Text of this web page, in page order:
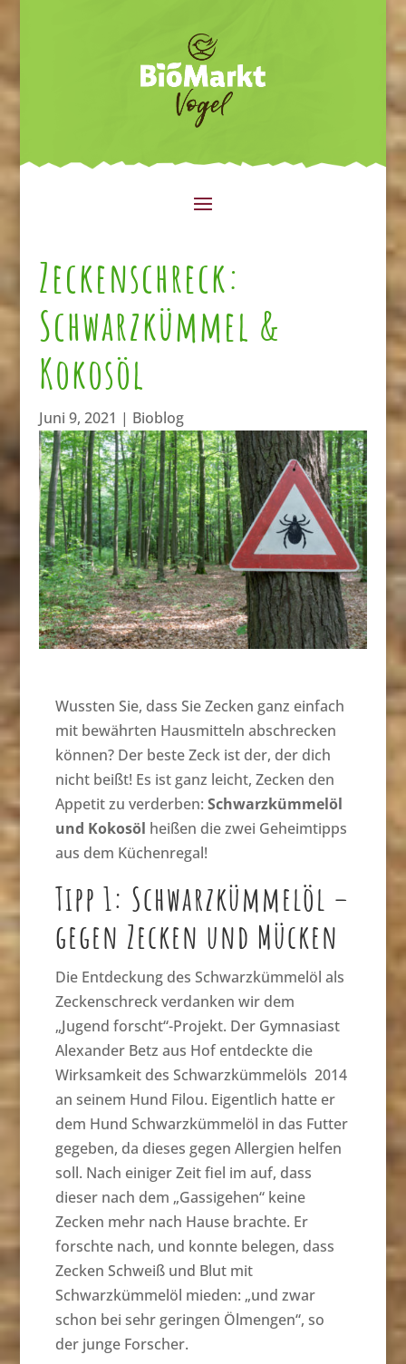
Zeckenschreck:
Schwarzkümmel &
Kokosöl
Juni 9, 2021 | Bioblog
Wussten Sie, dass Sie Zecken ganz einfach
mit bewährten Hausmitteln abschrecken
können? Der beste Zeck ist der, der dich
nicht beißt! Es ist ganz leicht, Zecken den
Appetit zu verderben: Schwarzkümmelöl
und Kokosöl heißen die zwei Geheimtipps
aus dem Küchenregal!
Tipp 1: Schwarzkümmelöl –
gegen Zecken und Mücken
Die Entdeckung des Schwarzkümmelöl als
Zeckenschreck verdanken wir dem
„Jugend forscht“-Projekt. Der Gymnasiast
Alexander Betz aus Hof entdeckte die
Wirksamkeit des Schwarzkümmelöls 2014
an seinem Hund Filou. Eigentlich hatte er
dem Hund Schwarzkümmelöl in das Futter
gegeben, da dieses gegen Allergien helfen
soll. Nach einiger Zeit fiel im auf, dass
dieser nach dem „Gassigehen“ keine
Zecken mehr nach Hause brachte. Er
forschte nach, und konnte belegen, dass
Zecken Schweiß und Blut mit
Schwarzkümmelöl mieden: „und zwar
schon bei sehr geringen Ölmengen“, so
der junge Forscher.